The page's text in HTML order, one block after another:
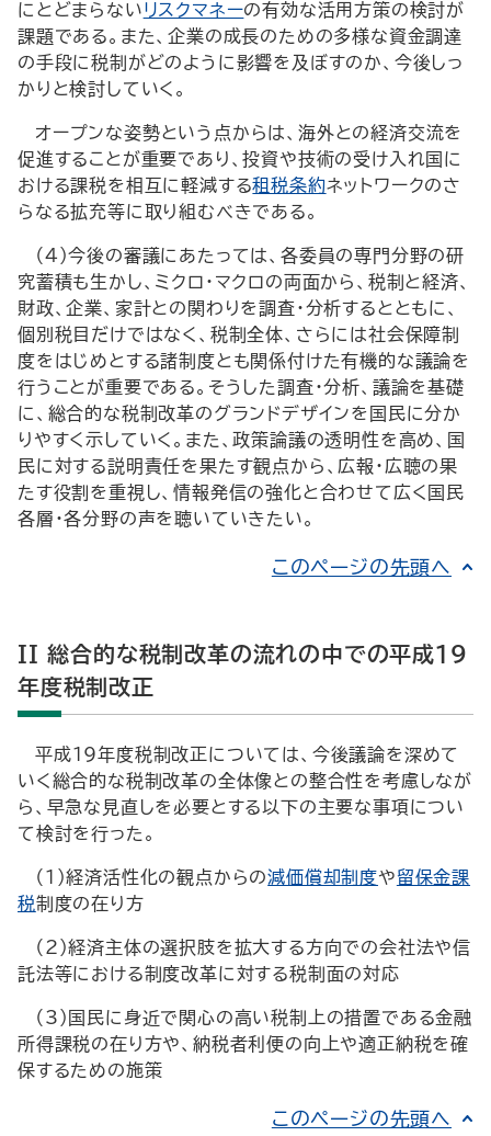
にとどまらないリスクマネーの有効な活用方策の検討が
課題である。また、企業の成長のための多様な資金調達
の手段に税制がどのように影響を及ぼすのか、今後しっ
かりと検討していく。
オープンな姿勢という点からは、海外との経済交流を
促進することが重要であり、投資や技術の受け入れ国に
おける課税を相互に軽減する租税条約ネットワークのさ
らなる拡充等に取り組むべきである。
（4）今後の審議にあたっては、各委員の専門分野の研
究蓄積も生かし、ミクロ・マクロの両面から、税制と経済、
財政、企業、家計との関わりを調査・分析するとともに、
個別税目だけではなく、税制全体、さらには社会保障制
度をはじめとする諸制度とも関係付けた有機的な議論を
行うことが重要である。そうした調査・分析、議論を基礎
に、総合的な税制改革のグランドデザインを国民に分か
りやすく示していく。また、政策論議の透明性を高め、国
民に対する説明責任を果たす観点から、広報・広聴の果
たす役割を重視し、情報発信の強化と合わせて広く国民
各層・各分野の声を聴いていきたい。
このページの先頭へ
II 総合的な税制改革の流れの中での平成19
年度税制改正
平成19年度税制改正については、今後議論を深めて
いく総合的な税制改革の全体像との整合性を考慮しなが
ら、早急な見直しを必要とする以下の主要な事項につい
て検討を行った。
（1）経済活性化の観点からの減価償却制度や留保金課
税制度の在り方
（2）経済主体の選択肢を拡大する方向での会社法や信
託法等における制度改革に対する税制面の対応
（3）国民に身近で関心の高い税制上の措置である金融
所得課税の在り方や、納税者利便の向上や適正納税を確
保するための施策
このページの先頭へ